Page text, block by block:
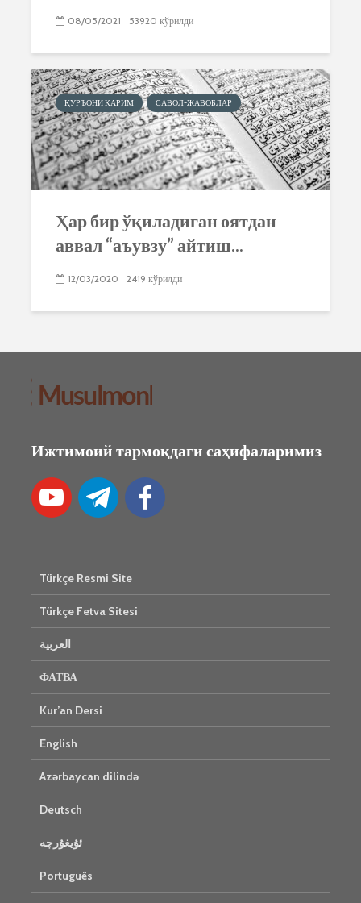
08/05/2021 53920 кўрилди
ҚУРЪОНИ КАРИМ САВОЛ-ЖАВОБЛАР
Ҳар бир ўқиладиган оятдан
аввал “аъувзу” айтиш...
12/03/2020 2419 кўрилди
Ижтимоий тармоқдаги саҳифаларимиз
Türkçe Resmi Site
Türkçe Fetva Sitesi
العربية
ФАТВА
Kur’an Dersi
English
Azərbaycan dilində
Deutsch
ئۇيغۇرچە
Português